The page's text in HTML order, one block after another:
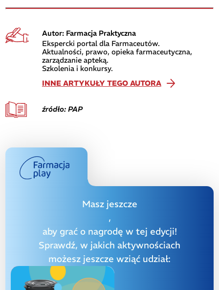
Autor: Farmacja Praktyczna
Ekspercki portal dla Farmaceutów.
Aktualności, prawo, opieka farmaceutyczna,
zarządzanie apteką.
Szkolenia i konkursy.
INNE ARTYKUŁY TEGO AUTORA
źródło: PAP
Masz jeszcze
,
aby grać o nagrodę w tej edycji!
Sprawdź, w jakich aktywnościach
możesz jeszcze wziąć udział: